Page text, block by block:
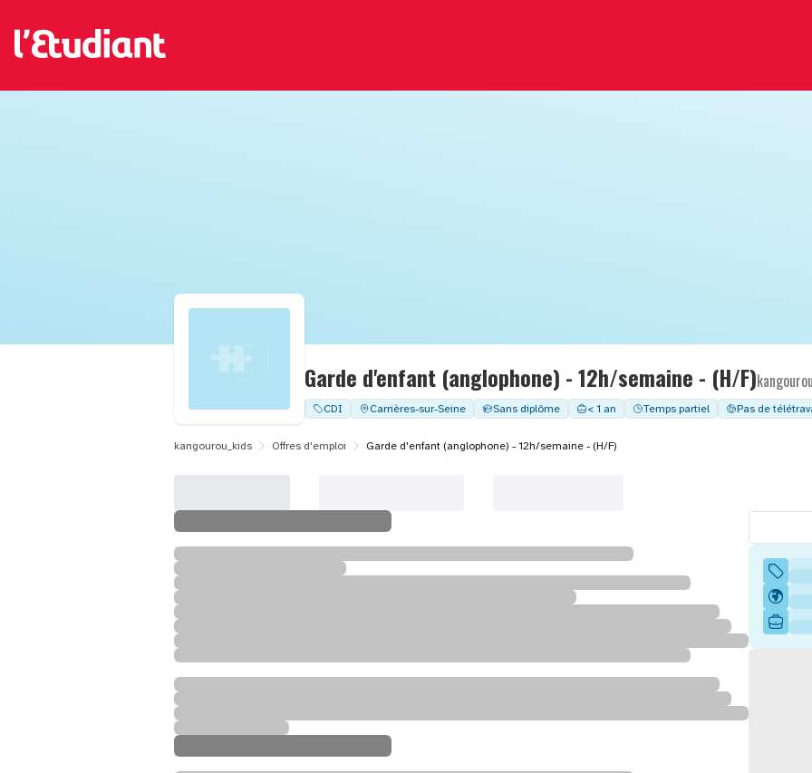
Garde d'enfant (anglophone) - 12h/semaine - (H/F)
CDI Carrières-sur-Seine Sans diplôme < 1 an Temps partiel Pas de
kangourou_kids Offres d'emploi Garde d'enfant (anglophone) - 12h/semaine - (H/F)